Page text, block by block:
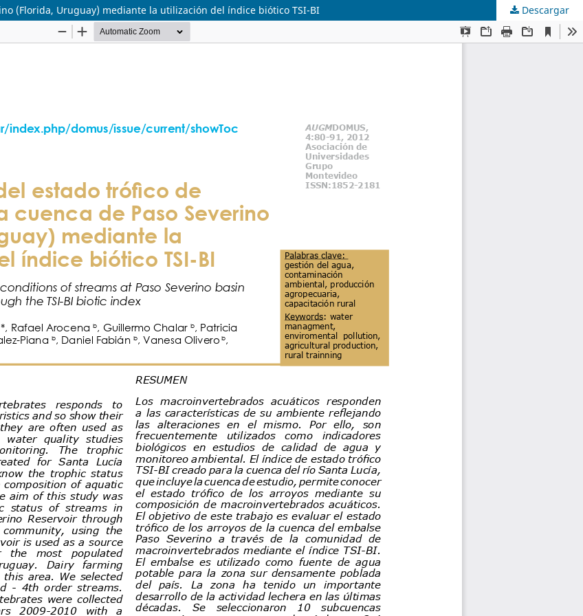
(Florida, Uruguay) mediante la utilización del índice biótico TSI-BI Descargar